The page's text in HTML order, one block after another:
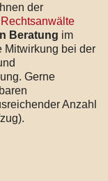
der
Beratung im
Mitwirkung bei der
Gerne
Anzahl